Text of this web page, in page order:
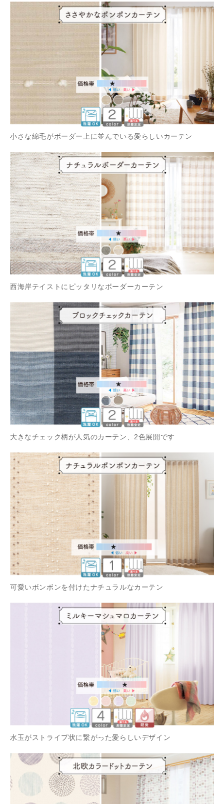
小さな綿毛がボーダー上に並んでいる愛らしいカーテン
西海岸テイストにピッタリなボーダーカーテン
大きなチェック柄が人気のカーテン、2色展開です
可愛いボンボンを付けたナチュラルなカーテン
水玉がストライプ状に繋がった愛らしいデザイン